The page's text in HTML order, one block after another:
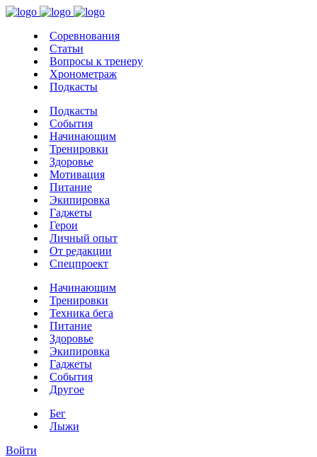
Соревнования
Статьи
Вопросы к тренеру
Хронометраж
Подкасты
Подкасты
События
Начинающим
Тренировки
Здоровье
Мотивация
Питание
Экипировка
Гаджеты
Герои
Личный опыт
От редакции
Спецпроект
Начинающим
Тренировки
Техника бега
Питание
Здоровье
Экипировка
Гаджеты
События
Другое
Бег
Лыжи
Войти